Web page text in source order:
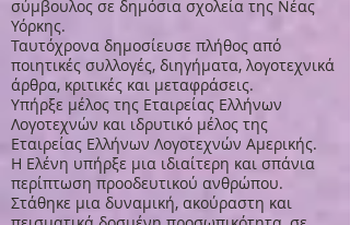
σύμβουλος σε δημόσια σχολεία της Νέας
Υόρκης.
Ταυτόχρονα δημοσίευσε πλήθος από
ποιητικές συλλογές, διηγήματα, λογοτεχνικά
άρθρα, κριτικές και μεταφράσεις.
Υπήρξε μέλος της Εταιρείας Ελλήνων
Λογοτεχνών και ιδρυτικό μέλος της
Εταιρείας Ελλήνων Λογοτεχνών Αμερικής.
Η Ελένη υπήρξε μια ιδιαίτερη και σπάνια
περίπτωση προοδευτικού ανθρώπου.
Στάθηκε μια δυναμική, ακούραστη και